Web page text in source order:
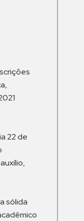
22 de
sólida